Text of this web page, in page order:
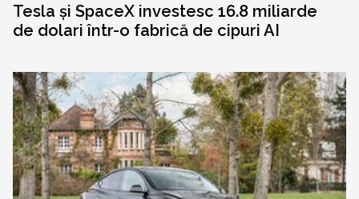
Tesla și SpaceX investesc 16.8 miliarde
de dolari într-o fabrică de cipuri AI